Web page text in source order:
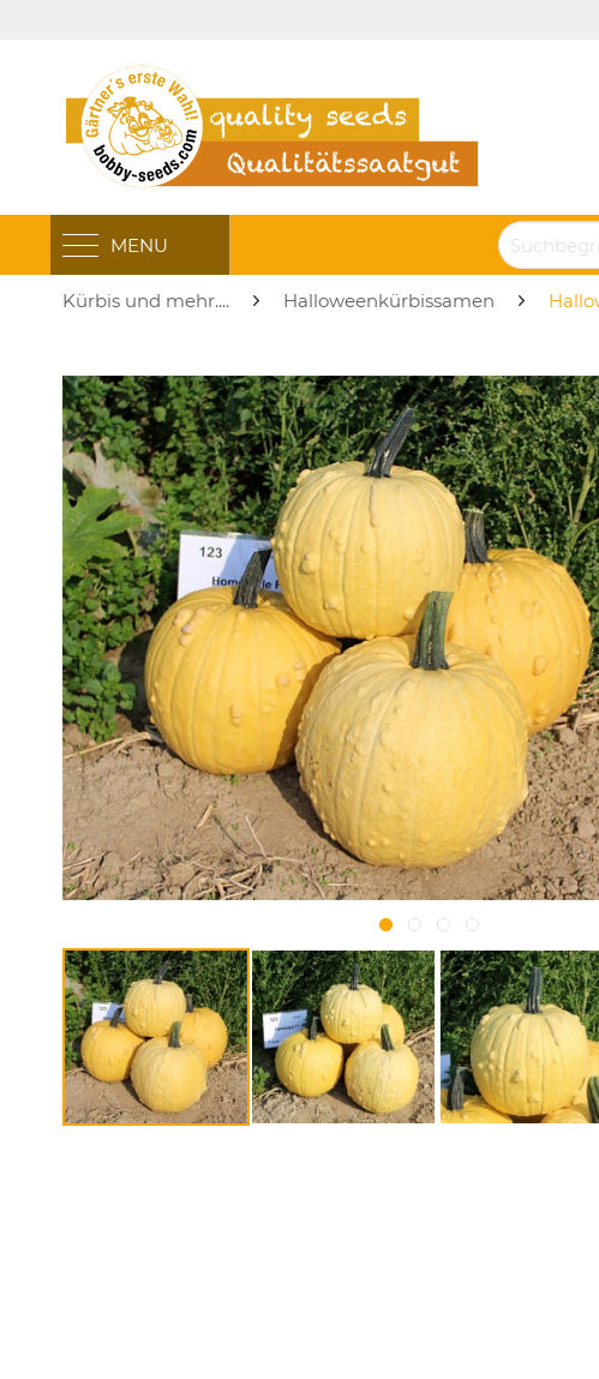
MENU
Kürbis und mehr.... Halloweenkürbissamen